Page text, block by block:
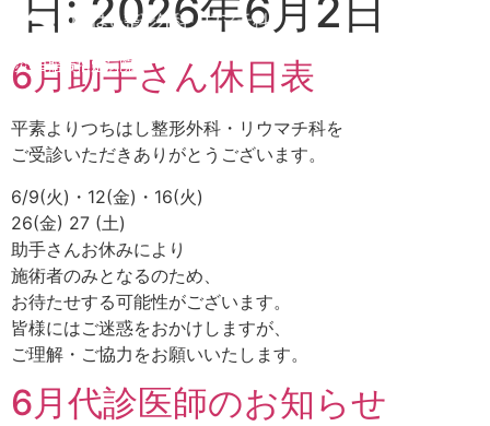
労災•自賠責指定病院
日: 2026年6月2日
6月助手さん休日表
平素よりつちはし整形外科・リウマチ科を
ご受診いただきありがとうございます。
6/9(火)・12(金)・16(火)
26(金) 27 (土)
助手さんお休みにより
施術者のみとなるのため、
お待たせする可能性がございます。
皆様にはご迷惑をおかけしますが、
ご理解・ご協力をお願いいたします。
6月代診医師のお知らせ